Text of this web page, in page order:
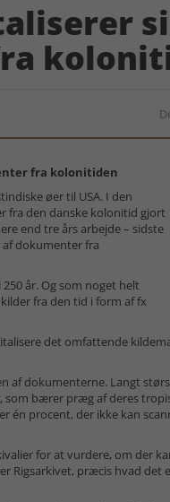
fra kolonitiden
øer til USA. I den
fra den danske kolonitid gjort
end tre års arbejde – sidste
dokumenter fra
år. Og som noget helt
fra den tid i form af fx
det omfattende
af dokumenterne. Langt
som bærer præg af deres
én procent, der ikke kan
for at vurdere, om der
Rigsarkivet, præcis hvad det